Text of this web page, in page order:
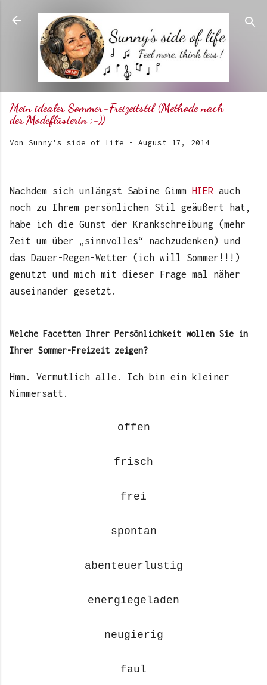
Direkt zum Hauptbereich
Mein idealer Sommer-Freizeitstil (Methode nach
der Modeflüsterin ;-))
Von Sunny's side of life - August 17, 2014
Nachdem sich unlängst Sabine Gimm HIER auch
noch zu Ihrem persönlichen Stil geäußert hat,
habe ich die Gunst der Krankschreibung (mehr
Zeit um über „sinnvolles“ nachzudenken) und
das Dauer-Regen-Wetter (ich will Sommer!!!)
genutzt und mich mit dieser Frage mal näher
auseinander gesetzt.
Welche Facetten Ihrer Persönlichkeit wollen Sie in
Ihrer Sommer-Freizeit zeigen?
Hmm. Vermutlich alle. Ich bin ein kleiner
Nimmersatt.
offen
frisch
frei
spontan
abenteuerlustig
energiegeladen
neugierig
faul